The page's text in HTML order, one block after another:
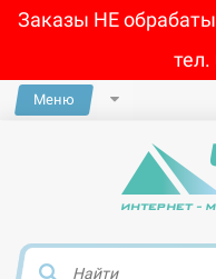
Заказы НЕ
Меню